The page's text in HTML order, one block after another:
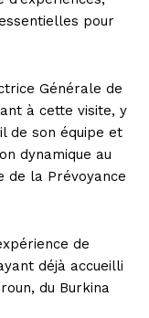
pour
Générale de
à cette visite, y
de son équipe et
dynamique au
de la Prévoyance
de
déjà accueilli
du Burkina